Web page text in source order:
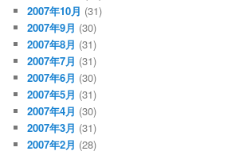
2007年10月 (31)
2007年9月 (30)
2007年8月 (31)
2007年7月 (31)
2007年6月 (30)
2007年5月 (31)
2007年4月 (30)
2007年3月 (31)
2007年2月 (28)